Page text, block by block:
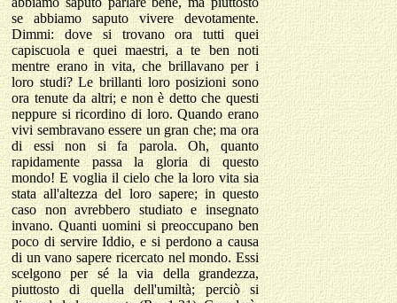
se abbiamo saputo vivere devotamente.
Dimmi: dove si trovano ora tutti quei
capiscuola e quei maestri, a te ben noti
mentre erano in vita, che brillavano per i
loro studi? Le brillanti loro posizioni sono
ora tenute da altri; e non è detto che questi
neppure si ricordino di loro. Quando erano
vivi sembravano essere un gran che; ma ora
di essi non si fa parola. Oh, quanto
rapidamente passa la gloria di questo
mondo! E voglia il cielo che la loro vita sia
stata all'altezza del loro sapere; in questo
caso non avrebbero studiato e insegnato
invano. Quanti uomini si preoccupano ben
poco di servire Iddio, e si perdono a causa
di un vano sapere ricercato nel mondo. Essi
scelgono per sé la via della grandezza,
piuttosto di quella dell'umiltà; perciò si